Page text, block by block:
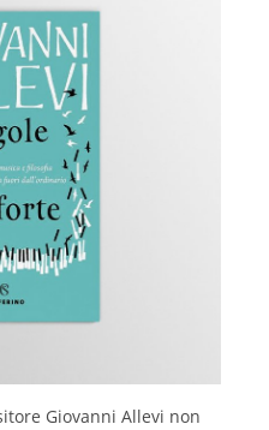
Giovanni Allevi non